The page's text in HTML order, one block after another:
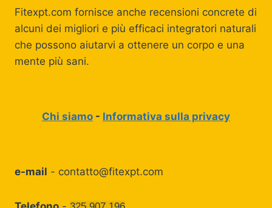
Fitexpt.com fornisce anche recensioni concrete di
alcuni dei migliori e più efficaci integratori naturali
che possono aiutarvi a ottenere un corpo e una
mente più sani.
Chi siamo - Informativa sulla privacy
e-mail - contatto@fitexpt.com